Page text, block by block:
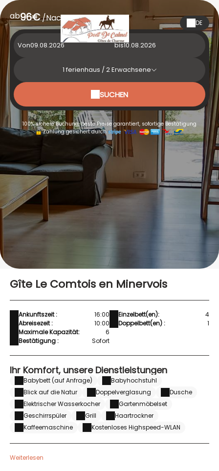
DE
ab96€/Nacht
Von bis
1 ferienhaus /2Erwachsene
SUCHEN
100% sichere Buchung, beste Preise garantiert, sofortige Bestätigung
Zahlung gesichert durch
Gîte Le Comtois en Minervois
Ankunftszeit :
16:00
Abreisezeit :
10:00
Maximale Kapazität:
6
Bestätigung :
Sofort
Einzelbett(en):
4
Doppelbett(en) :
1
Ihr Komfort, unsere Dienstleistungen
Babybett (auf Anfrage)
Babyhochstuhl
Blick auf die Natur
Doppelverglasung
Dusche
Elektrischer Wasserkocher
Gartenmöbelset
Geschirrspüler
Grill
Haartrockner
Kaffeemaschine
Kostenloses Highspeed-WLAN
Weiterlesen